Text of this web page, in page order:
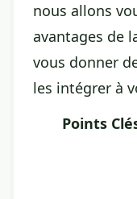
nous allons
avantages de
vous donner
les intégrer à
Points